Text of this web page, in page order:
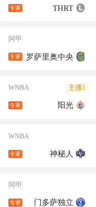
专家 THRT
阿甲
专家 罗萨里奥中央
WNBA 主播1
专家 阳光
WNBA
专家 神秘人
阿甲
专家 门多萨独立